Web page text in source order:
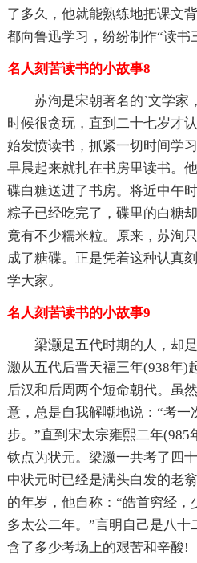
了多久，他就能熟练地把课文
都向鲁迅学习，纷纷制作“读书
名人刻苦读书的小故事8
苏洵是宋朝著名的`文学家
时候很贪玩，直到二十七岁才
始发愤读书，抓紧一切时间学
早晨起来就扎在书房里读书。
碟白糖送进了书房。将近中午
粽子已经吃完了，碟里的白糖
竟有不少糯米粒。原来，苏洵
成了糖碟。正是凭着这种认真
学大家。
名人刻苦读书的小故事9
梁灏是五代时期的人，却
灏从五代后晋天福三年(938年)
后汉和后周两个短命朝代。虽
意，总是自我解嘲地说：“考一
步。”直到宋太宗雍熙二年(985
钦点为状元。梁灏一共考了四
中状元时已经是满头白发的老
的年岁，他自称：“皓首穷经，
多太公二年。”言明自己是八
含了多少考场上的艰苦和辛酸!